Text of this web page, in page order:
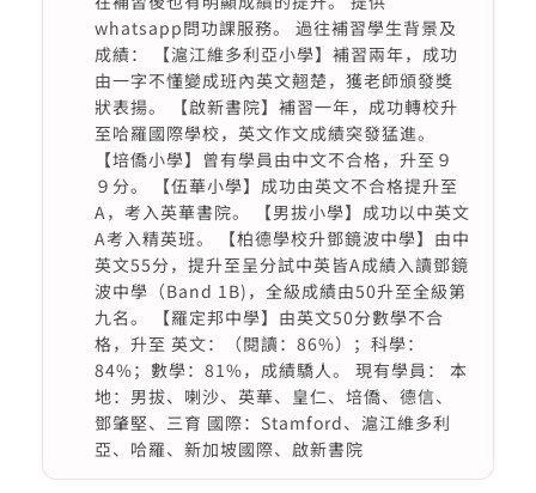
whatsapp問功課服務。 過往補習學生背景及
成績： 【滬江維多利亞小學】補習兩年，成功
由一字不懂變成班內英文翹楚，獲老師頒發獎
狀表揚。 【啟新書院】補習一年，成功轉校升
至哈羅國際學校，英文作文成績突發猛進。
【培僑小學】曾有學員由中文不合格，升至９
９分。 【伍華小學】成功由英文不合格提升至
A，考入英華書院。 【男拔小學】成功以中英文
A考入精英班。 【柏德學校升鄧鏡波中學】由中
英文55分，提升至呈分試中英皆A成績入讀鄧鏡
波中學（Band 1B)，全級成績由50升至全級第
九名。 【羅定邦中學】由英文50分數學不合
格，升至 英文：（閱讀：86%）；科學：
84%；數學：81%，成績驕人。 現有學員： 本
地：男拔、喇沙、英華、皇仁、培僑、德信、
鄧肇堅、三育 國際：Stamford、滬江維多利
亞、哈羅、新加坡國際、啟新書院